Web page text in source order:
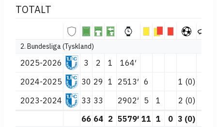
TOTALT
2. Bundesliga (Tyskland)
2025-2026 3 2 1
164′
2024-2025
30 29 1 2513′ 6
1 (0)
2023-2024
33 33 2902′ 5 1
2 (0)
66 64 2 5579′ 11 1 0 3 (0)